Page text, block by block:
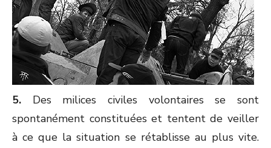
5. Des milices civiles volontaires se sont
spontanément constituées et tentent de veiller
à ce que la situation se rétablisse au plus vite.